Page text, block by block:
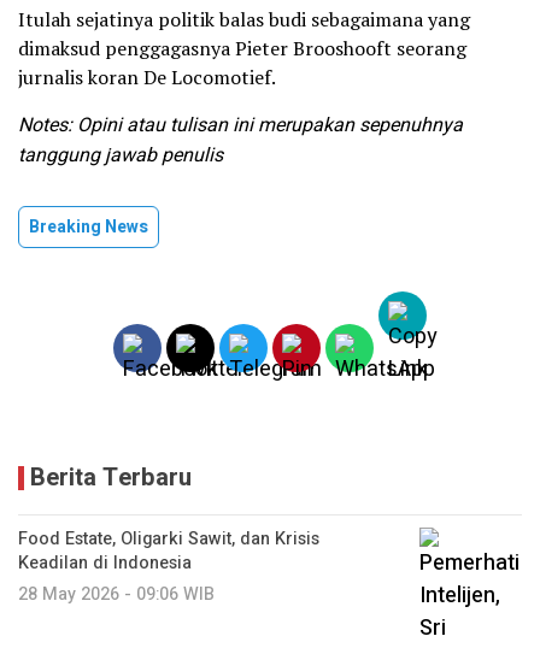
Itulah sejatinya politik balas budi sebagaimana yang
dimaksud penggagasnya Pieter Brooshooft seorang
jurnalis koran De Locomotief.
Notes: Opini atau tulisan ini merupakan sepenuhnya
tanggung jawab penulis
Breaking News
Berita Terbaru
Food Estate, Oligarki Sawit, dan Krisis
Keadilan di Indonesia
28 May 2026 - 09:06 WIB